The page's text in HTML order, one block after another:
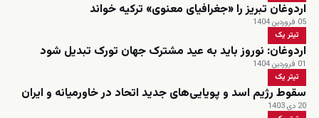
اردوغان تبریز را «جغرافیای معنوی» ترکیه خواند
05 فروردین 1404
تیتر یک
اردوغان: نوروز باید به عید مشترک جهان تورک تبدیل شود
01 فروردین 1404
تیتر یک
سقوط رژیم اسد و پویایی‌های جدید اتحاد در خاورمیانه و ایران
20 دی 1403